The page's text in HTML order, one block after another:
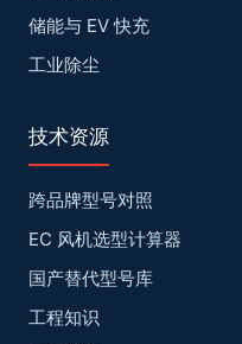
储能与 EV 快充
工业除尘
技术资源
跨品牌型号对照
EC 风机选型计算器
国产替代型号库
工程知识